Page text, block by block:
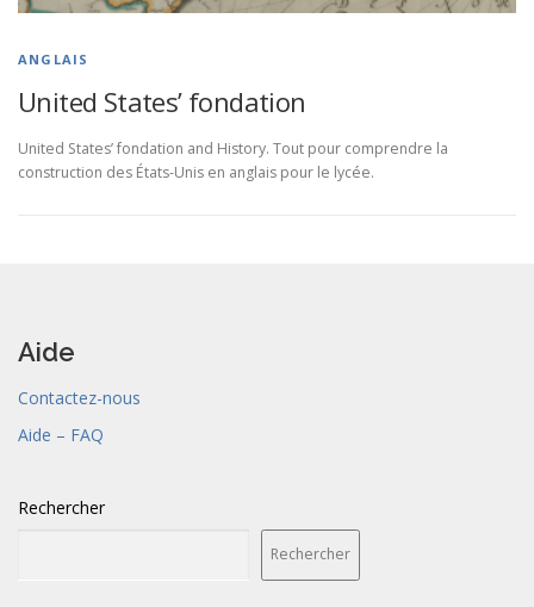
ANGLAIS
United States’ fondation
United States’ fondation and History. Tout pour comprendre la
construction des États-Unis en anglais pour le lycée.
Aide
Contactez-nous
Aide – FAQ
Rechercher
Rechercher